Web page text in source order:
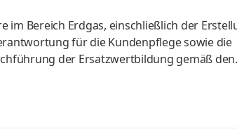
Bereich Erdgas, einschließlich der
für die Kundenpflege sowie die
der Ersatzwertbildung gemäß den
für externe Auftraggeber
Vereinbarungen und